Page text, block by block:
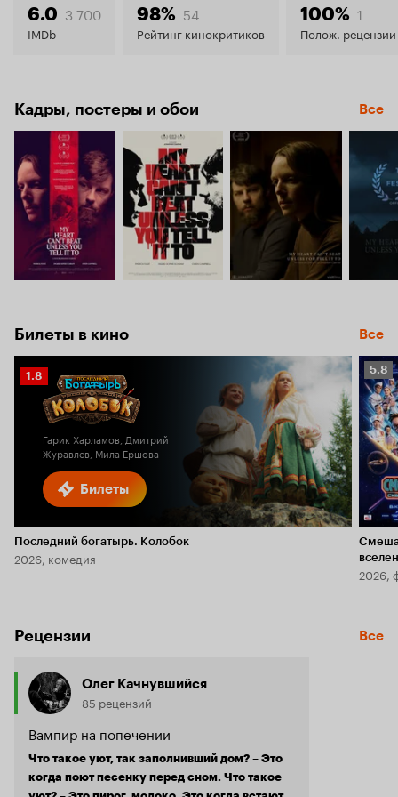
5.6
6.0 3 700
IMDb
98% 54
Рейтинг кинокритиков
100% 1
Полож. рецензии
Кадры, постеры и обои Все
Билеты в кино Все
Билеты
Рейтинг
Кинопоиска
1.8
Гарик Харламов, Дмитрий
Журавлев, Мила Ершова
Последний богатырь. Колобок
2026, комедия
5.8
5.8
2026,
Рецензии Все
Олег Качнувшийся
85 рецензий
Вампир на попечении
Что такое уют, так заполнивший дом? – Это
когда поют песенку перед сном. Что такое